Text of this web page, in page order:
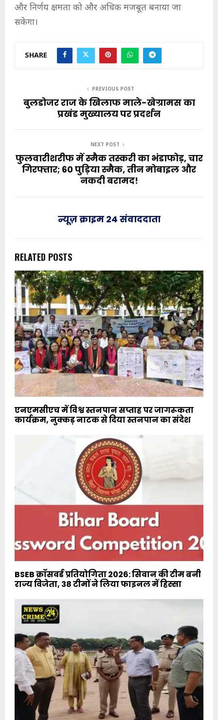
और निर्णय क्षमता को और अधिक मजबूत बनाया जा
सकेगा।
SHARE
PREVIOUS POST
बुलडोजर राज के खिलाफ माले-खेग्रामस का
प्रखंड मुख्यालय पर प्रदर्शन
NEXT POST
फुलवारीशरीफ में स्मैक तस्करी का भंडाफोड़, चार
गिरफ्तार; 60 पुड़िया स्मैक, तीन मोबाइल और
नकदी बरामद!
न्यूज़ क्राइम 24 संवाददाता
RELATED POSTS
एनएमसीएच में विश्व स्तनपान सप्ताह पर जागरूकता
कार्यक्रम, नुक्कड़ नाटक से दिया स्तनपान का संदेश
BSEB क्रॉसवर्ड प्रतियोगिता 2026: सिवान की टीम बनी
राज्य विजेता, 38 टीमों ने लिया फाइनल में हिस्सा